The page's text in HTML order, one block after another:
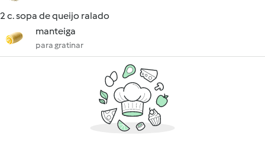
2 c. sopa de queijo ralado
manteiga
para gratinar